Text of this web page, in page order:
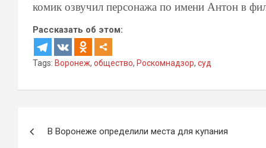
комик озвучил персонажа по имени Антон в
Рассказать об этом:
Tags: Воронеж, общество, Роскомнадзор, суд
В Воронеже определили места для купания